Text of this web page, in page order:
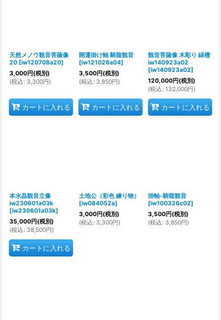
天然メノウ観音菩薩像
20 [iw120708a20]
3,000円(税別)
(税込 : 3,300円)
カートに入れる
開運掛け軸 騎龍観音
[iw121026a04]
3,500円(税別)
(税込 : 3,850円)
カートに入れる
観音菩薩像 木彫り 緑檀
iw140923a02
[iw140923a02]
120,000円(税別)
(税込 : 132,000円)
カートに入れる
本水晶観音立像
iw230601a03k
[iw230601a03k]
35,000円(税別)
(税込 : 38,500円)
カートに入れる
土地公（彩色 練り物）
[iw084052a]
3,000円(税別)
(税込 : 3,300円)
掛軸-騎龍観音
[iw100326c02]
3,500円(税別)
(税込 : 3,850円)